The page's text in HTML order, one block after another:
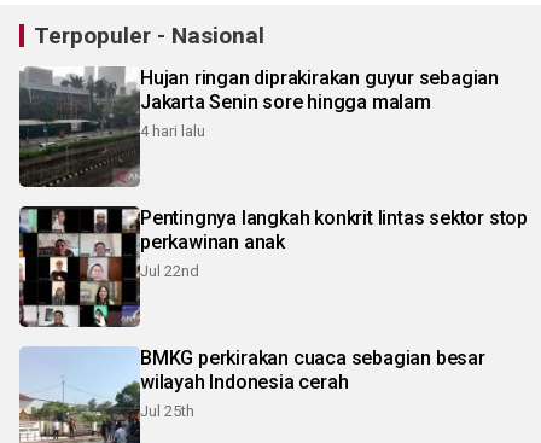
Terpopuler - Nasional
Hujan ringan diprakirakan guyur sebagian
Jakarta Senin sore hingga malam
4 hari lalu
Pentingnya langkah konkrit lintas sektor stop
perkawinan anak
Jul 22nd
BMKG perkirakan cuaca sebagian besar
wilayah Indonesia cerah
Jul 25th